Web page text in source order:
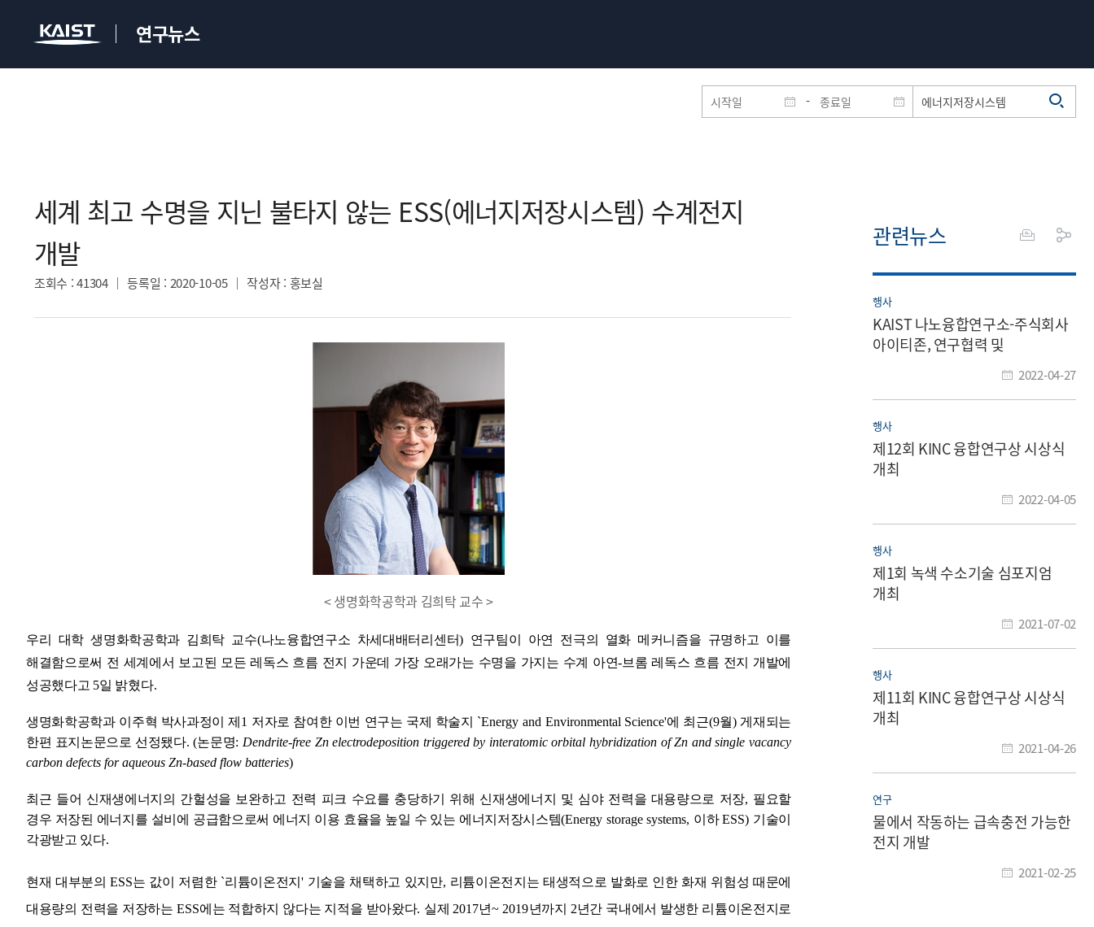
연구뉴스
홈페이지 통합검색
-
세계 최고 수명을 지닌 불타지 않는 ESS(에너지저장시스템) 수계전지
개발​
조회수 : 41304 등록일 : 2020-10-05 작성자: 홍보실
< 생명화학공학과 김희탁 교수 >
우리 대학 생명화학공학과 김희탁 교수(나노융합연구소 차세대배터리센터) 연구팀이 아연 전극의 열화 메커니즘을 규명하고 이를
해결함으로써 전 세계에서 보고된 모든 레독스 흐름 전지 가운데 가장 오래가는 수명을 가지는 수계 아연-브롬 레독스 흐름 전지 개발에
성공했다고 5일 밝혔다.
생명화학공학과 이주혁 박사과정이 제 1 저자로 참여한 이번 연구는 국제 학술지 `Energy and Environmental Science'에 최근(9월)게재되는
한편 표지논문으로 선정됐다. (논문명: Dendrite-free Zn electrodeposition triggered by interatomic orbital hybridization of Zn and single vacancy
carbon defects for aqueous Zn-based flow batteries)
최근 들어 신재생에너지의 간헐성을 보완하고 전력 피크 수요를 충당하기 위해 신재생에너지 및 심야 전력을 대용량으로 저장, 필요할
경우 저장된 에너지를 설비에 공급함으로써 에너지 이용 효율을 높일 수 있는 에너지저장시스템(Energy storage systems, 이하ESS) 기술이
각광받고 있다.
현재 대부분의ESS는 값이 저렴한 `리튬이온전지' 기술을 채택하고 있지만, 리튬이온전지는 태생적으로 발화로 인한 화재 위험성 때문에
대용량의 전력을 저장하는 ESS에는 적합하지 않다는 지적을 받아왔다. 실제 2017년~ 2019년까지 2년간 국내에서 발생한 리튬이온전지로
관련뉴스
행사
KAIST 나노융합연구소-주식회사
아이티존, 연구협력 및
2022-04-27
행사
제12회 KINC 융합연구상 시상식
개최
2022-04-05
행사
제1회 녹색 수소기술 심포지엄
개최
2021-07-02
행사
제11회 KINC 융합연구상 시상식
개최
2021-04-26
연구
물에서 작동하는 급속충전 가능한
전지 개발
2021-02-25